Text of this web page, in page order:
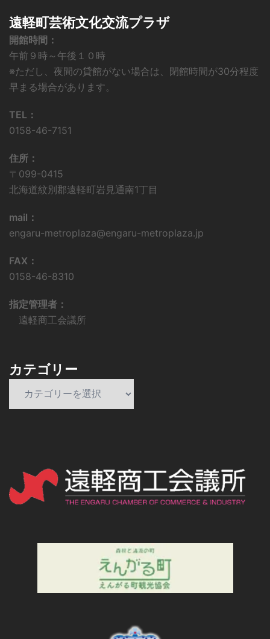
遠軽町芸術文化交流プラザ
開館時間：
午前９時～午後１０時
※ただし、夜間の貸館がない場合は、閉館時間が30分程度
早まる場合があります。
TEL：
0158-46-7151
住所：
〒099-0415
北海道紋別郡遠軽町岩見通南1丁目
mail：
engaru-metroplaza@engaru-metroplaza.jp
FAX：
0158-46-8310
指定管理者：
遠軽商工会議所
カテゴリー